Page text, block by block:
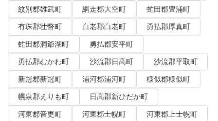
紋別郡雄武町
網走郡大空町
虻田郡豊浦町
有珠郡壮瞥町
白老郡白老町
勇払郡厚真町
虻田郡洞爺湖町
勇払郡安平町
勇払郡むかわ町
沙流郡日高町
沙流郡平取町
新冠郡新冠町
浦河郡浦河町
様似郡様似町
幌泉郡えりも町
日高郡新ひだか町
河東郡音更町
河東郡士幌町
河東郡上士幌町